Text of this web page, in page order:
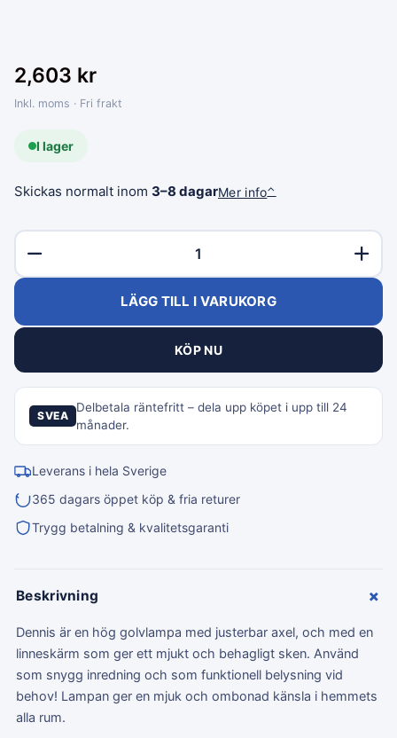
2,603 kr
Inkl. moms · Fri frakt
I lager
Skickas normalt inom 3–8 dagarMer info⌃
LÄGG TILL I VARUKORG
KÖP NU
SVEA
Delbetala räntefritt – dela upp köpet i upp till 24
månader.
Leverans i hela Sverige
365 dagars öppet köp & fria returer
Trygg betalning & kvalitetsgaranti
Beskrivning +
Dennis är en hög golvlampa med justerbar axel, och med en
linneskärm som ger ett mjukt och behagligt sken. Använd
som snygg inredning och som funktionell belysning vid
behov! Lampan ger en mjuk och ombonad känsla i hemmets
alla rum.